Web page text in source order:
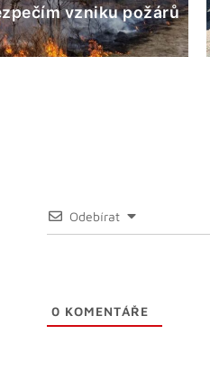
vzniku požárů
Odebírat
0 KOMENTÁŘE